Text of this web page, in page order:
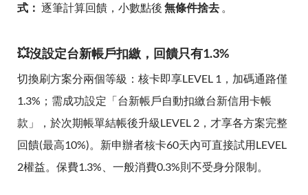
式： 逐筆計算回饋，小數點後 無條件捨去 。
💥沒設定台新帳戶扣繳，回饋只有1.3%
切換刷方案分兩個等級：核卡即享LEVEL 1，加碼通路僅
1.3%；需成功設定「台新帳戶自動扣繳台新信用卡帳
款」，於次期帳單結帳後升級LEVEL 2，才享各方案完整
回饋(最高10%)。新申辦者核卡60天內可直接試用LEVEL
2權益。保費1.3%、一般消費0.3%則不受身分限制。